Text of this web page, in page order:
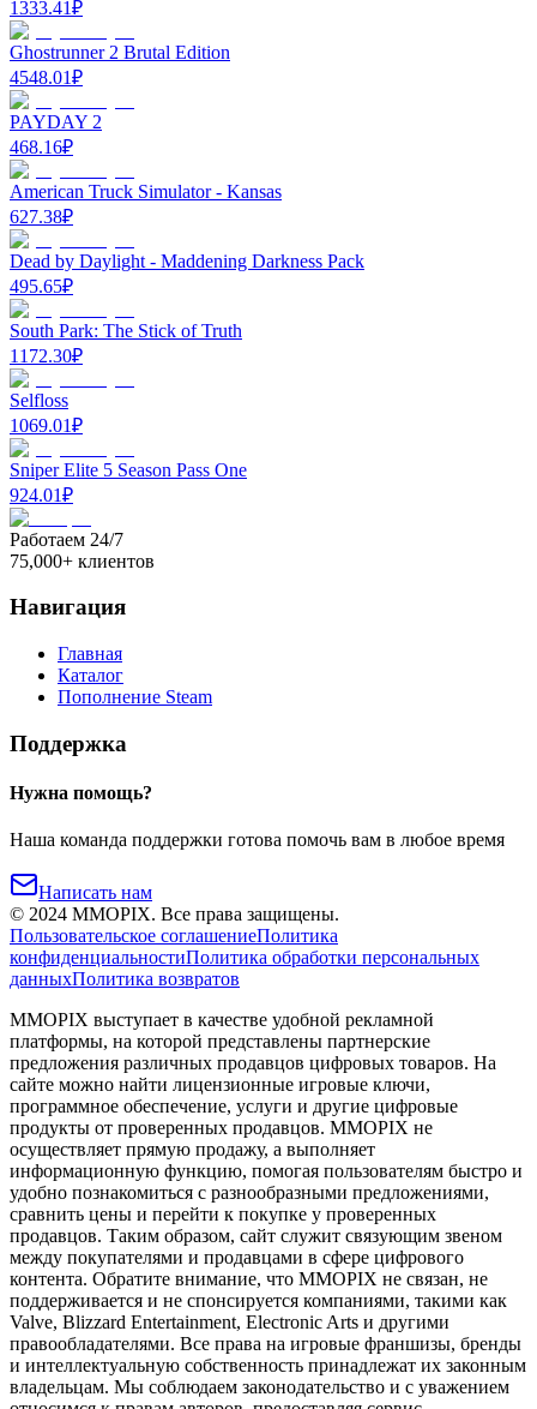
1333.41₽
Ghostrunner 2 Brutal Edition
4548.01₽
PAYDAY 2
468.16₽
American Truck Simulator - Kansas
627.38₽
Dead by Daylight - Maddening Darkness Pack
495.65₽
South Park: The Stick of Truth
1172.30₽
Selfloss
1069.01₽
Sniper Elite 5 Season Pass One
924.01₽
Работаем 24/7
75,000+ клиентов
Навигация
Главная
Каталог
Пополнение Steam
Поддержка
Нужна помощь?
Наша команда поддержки готова помочь вам в любое время
Написать нам
© 2024 MMOPIX. Все права защищены.
Пользовательское соглашениеПолитика
конфиденциальностиПолитика обработки персональных
данныхПолитика возвратов
MMOPIX выступает в качестве удобной рекламной
платформы, на которой представлены партнерские
предложения различных продавцов цифровых товаров. На
сайте можно найти лицензионные игровые ключи,
программное обеспечение, услуги и другие цифровые
продукты от проверенных продавцов. MMOPIX не
осуществляет прямую продажу, а выполняет
информационную функцию, помогая пользователям быстро и
удобно познакомиться с разнообразными предложениями,
сравнить цены и перейти к покупке у проверенных
продавцов. Таким образом, сайт служит связующим звеном
между покупателями и продавцами в сфере цифрового
контента. Обратите внимание, что MMOPIX не связан, не
поддерживается и не спонсируется компаниями, такими как
Valve, Blizzard Entertainment, Electronic Arts и другими
правообладателями. Все права на игровые франшизы, бренды
и интеллектуальную собственность принадлежат их законным
владельцам. Мы соблюдаем законодательство и с уважением